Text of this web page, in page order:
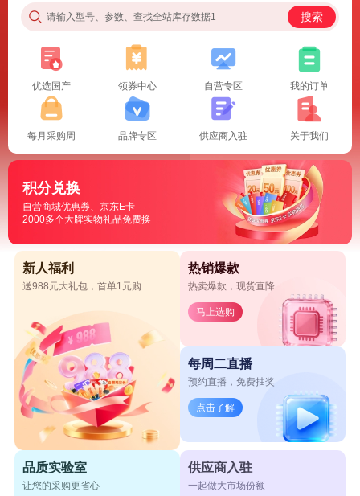
请输入型号、参数、查找全站库存数据1 搜索
优选国产 领券中心 自营专区 我的订单
每月采购周 品牌专区 供应商入驻 关于我们
积分兑换
自营商城优惠券、京东E卡
2000多个大牌实物礼品免费换
新人福利
送988元大礼包，首单1元购
热销爆款
热卖爆款，现货直降
马上选购
每周二直播
预约直播，免费抽奖
点击了解
品质实验室
让您的采购更省心
供应商入驻
一起做大市场份额